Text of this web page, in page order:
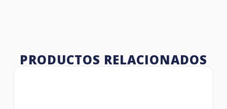
PRODUCTOS RELACIONADOS